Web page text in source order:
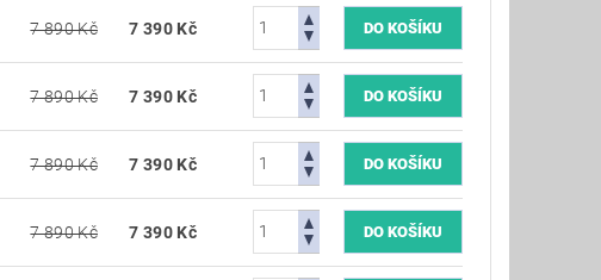
7 890 Kč 7 390 Kč
7 890 Kč 7 390 Kč
7 890 Kč 7 390 Kč
7 890 Kč 7 390 Kč